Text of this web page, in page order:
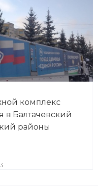
комплекс
в Балтачевский
районы